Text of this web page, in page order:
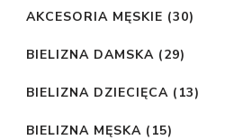
AKCESORIA MĘSKIE (30)
BIELIZNA DAMSKA (29)
BIELIZNA DZIECIĘCA (13)
BIELIZNA MĘSKA (15)